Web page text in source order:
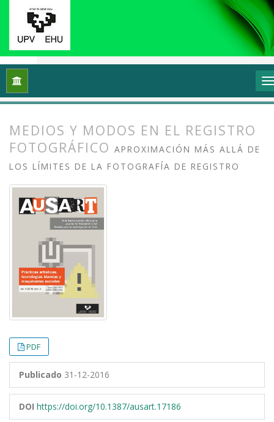
Inicio Vol. 4 Núm. 2 (2016): Prácticas artísticas,
MEDIOS Y MODOS EN EL REGISTRO
FOTOGRÁFICO APROXIMACIÓN MÁS ALLÁ DE
LOS LÍMITES DE LA FOTOGRAFÍA DE REGISTRO
PDF
Publicado 31-12-2016
DOI https://doi.org/10.1387/ausart.17186